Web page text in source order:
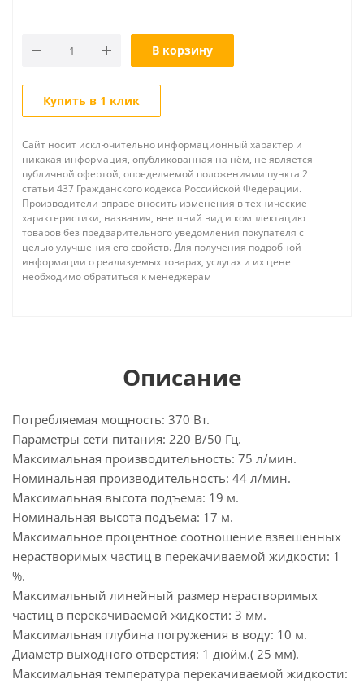
В корзину
Купить в 1 клик
Сайт носит исключительно информационный характер и
никакая информация, опубликованная на нём, не является
публичной офертой, определяемой положениями пункта 2
статьи 437 Гражданского кодекса Российской Федерации.
Производители вправе вносить изменения в технические
характеристики, названия, внешний вид и комплектацию
товаров без предварительного уведомления покупателя с
целью улучшения его свойств. Для получения подробной
информации о реализуемых товарах, услугах и их цене
необходимо обратиться к менеджерам
Описание
Потребляемая мощность: 370 Вт.
Параметры сети питания: 220 В/50 Гц.
Максимальная производительность: 75 л/мин.
Номинальная производительность: 44 л/мин.
Максимальная высота подъема: 19 м.
Номинальная высота подъема: 17 м.
Максимальное процентное соотношение взвешенных
нерастворимых частиц в перекачиваемой жидкости: 1
%.
Максимальный линейный размер нерастворимых
частиц в перекачиваемой жидкости: 3 мм.
Максимальная глубина погружения в воду: 10 м.
Диаметр выходного отверстия: 1 дюйм.( 25 мм).
Максимальная температура перекачиваемой жидкости: